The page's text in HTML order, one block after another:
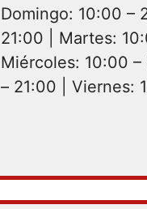
Domingo: 10:00 –
21:00 | Martes:
Miércoles: 10:00
– 21:00 | Viernes: